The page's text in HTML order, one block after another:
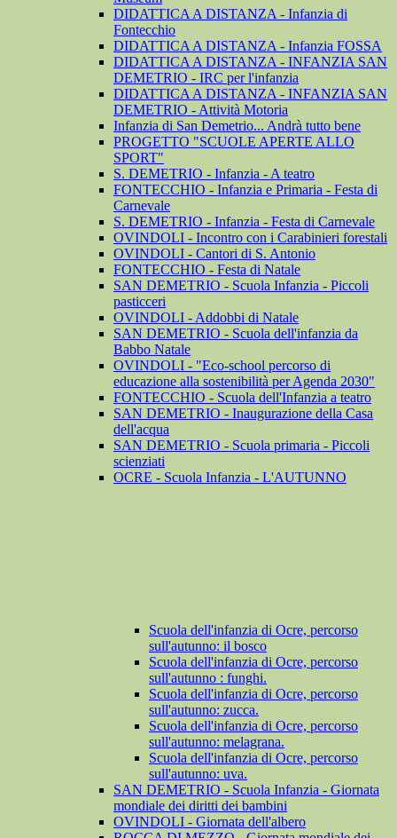
DIDATTICA A DISTANZA - Infanzia di
Fontecchio
DIDATTICA A DISTANZA - Infanzia FOSSA
DIDATTICA A DISTANZA - INFANZIA SAN
DEMETRIO - IRC per l'infanzia
DIDATTICA A DISTANZA - INFANZIA SAN
DEMETRIO - Attività Motoria
Infanzia di San Demetrio... Andrà tutto bene
PROGETTO "SCUOLE APERTE ALLO
SPORT"
S. DEMETRIO - Infanzia - A teatro
FONTECCHIO - Infanzia e Primaria - Festa di
Carnevale
S. DEMETRIO - Infanzia - Festa di Carnevale
OVINDOLI - Incontro con i Carabinieri forestali
OVINDOLI - Cantori di S. Antonio
FONTECCHIO - Festa di Natale
SAN DEMETRIO - Scuola Infanzia - Piccoli
pasticceri
OVINDOLI - Addobbi di Natale
SAN DEMETRIO - Scuola dell'infanzia da
Babbo Natale
OVINDOLI - "Eco-school percorso di
educazione alla sostenibilità per Agenda 2030"
FONTECCHIO - Scuola dell'Infanzia a teatro
SAN DEMETRIO - Inaugurazione della Casa
dell'acqua
SAN DEMETRIO - Scuola primaria - Piccoli
scienziati
OCRE - Scuola Infanzia - L'AUTUNNO
Scuola dell'infanzia di Ocre, percorso
sull'autunno: il bosco
Scuola dell'infanzia di Ocre, percorso
sull'autunno : funghi.
Scuola dell'infanzia di Ocre, percorso
sull'autunno: zucca.
Scuola dell'infanzia di Ocre, percorso
sull'autunno: melagrana.
Scuola dell'infanzia di Ocre, percorso
sull'autunno: uva.
SAN DEMETRIO - Scuola Infanzia - Giornata
mondiale dei diritti dei bambini
OVINDOLI - Giornata dell'albero